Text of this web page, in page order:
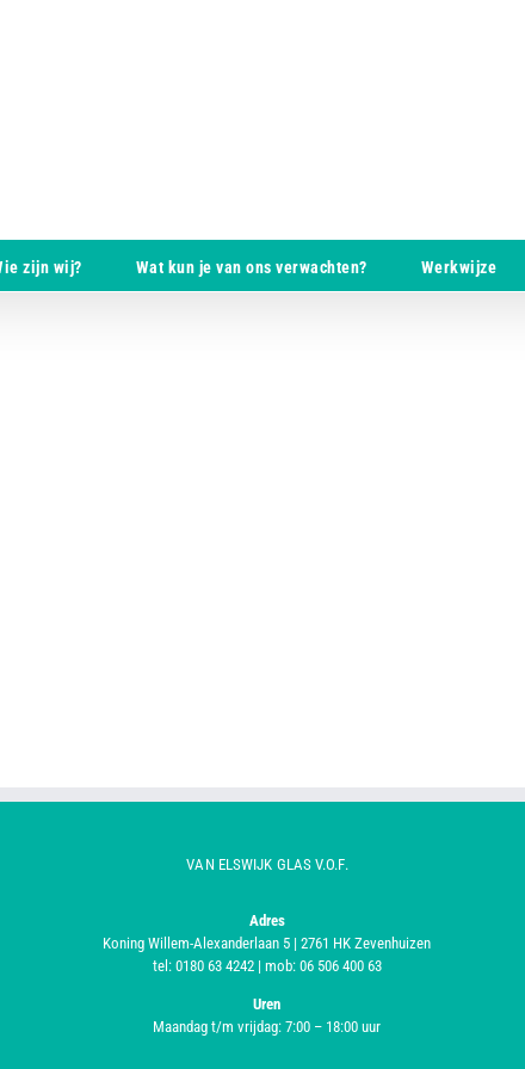
zijn wij? Wat kun je van ons verwachten? Werkwijze
VAN ELSWIJK GLAS V.O.F.
Adres
Koning Willem-Alexanderlaan 5 | 2761 HK Zevenhuizen
tel: 0180 63 4242 | mob: 06 506 400 63
Uren
Maandag t/m vrijdag: 7:00 – 18:00 uur